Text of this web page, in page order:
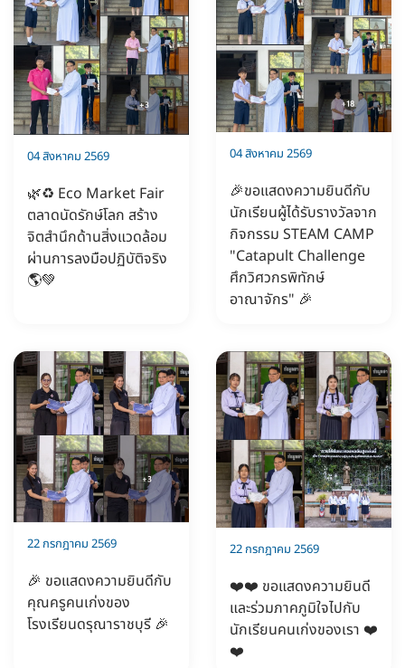
04 สิงหาคม 2569
🌿♻️ Eco Market Fair
ตลาดนัดรักษ์โลก สร้าง
จิตสำนึกด้านสิ่งแวดล้อม
ผ่านการลงมือปฏิบัติจริง
🌎💚
04 สิงหาคม 2569
🎉ขอแสดงความยินดีกับ
นักเรียนผู้ได้รับรางวัลจาก
กิจกรรม STEAM CAMP
"Catapult Challenge
ศึกวิศวกรพิทักษ์
อาณาจักร" 🎉
22 กรกฎาคม 2569
🎉 ขอแสดงความยินดีกับ
คุณครูคนเก่งของ
โรงเรียนดรุณาราชบุรี 🎉
22 กรกฎาคม 2569
❤️❤️ ขอแสดงความยินดี
และร่วมภาคภูมิใจไปกับ
นักเรียนคนเก่งของเรา ❤️
❤️